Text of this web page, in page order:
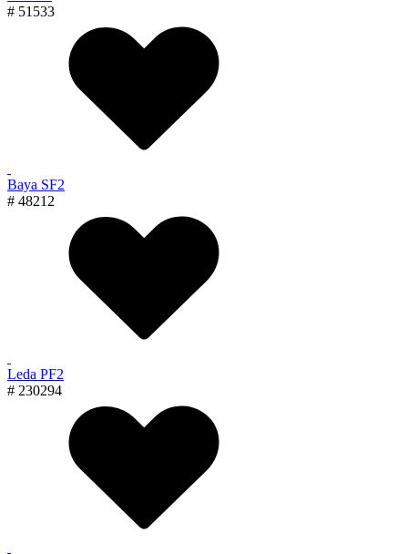
# 51533
Baya SF2
# 48212
Leda PF2
# 230294